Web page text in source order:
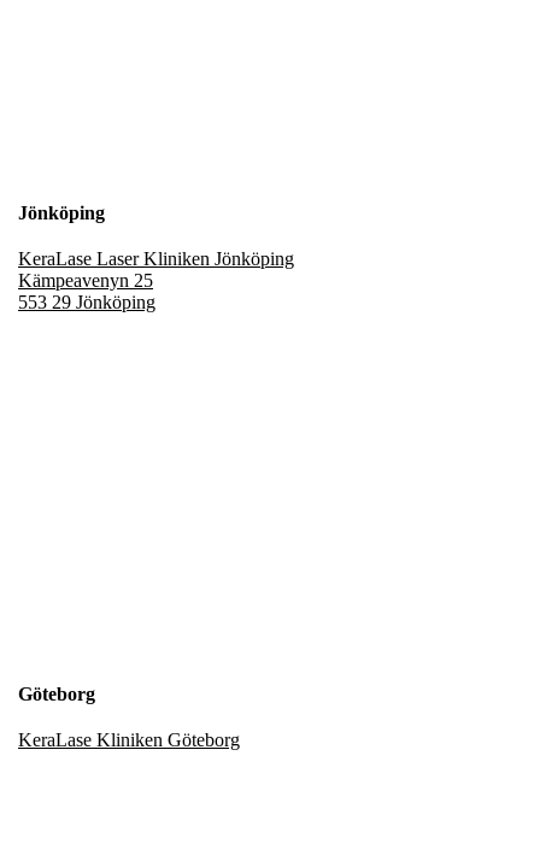
Jönköping
KeraLase Laser Kliniken Jönköping
Kämpeavenyn 25
553 29 Jönköping
Göteborg
KeraLase Kliniken Göteborg